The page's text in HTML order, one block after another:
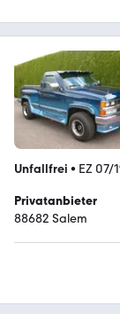
Unfallfrei • EZ 07/
Privatanbieter
88682 Salem